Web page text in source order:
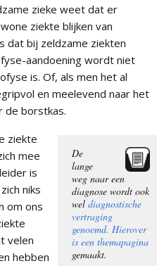
zieke weet dat er
ziekte blijken van
dat bij zeldzame ziekten
aandoening wordt niet
is. Of, als men het al
en meelevend naar het
de borstkas.
De
lange
weg naar een
diagnose wordt ook
wel diagnostische
vertraging
genoemd. Hierover
is een themapagina
gemaakt.
ziekte
mee
is
niks
om ons
velen
hebben